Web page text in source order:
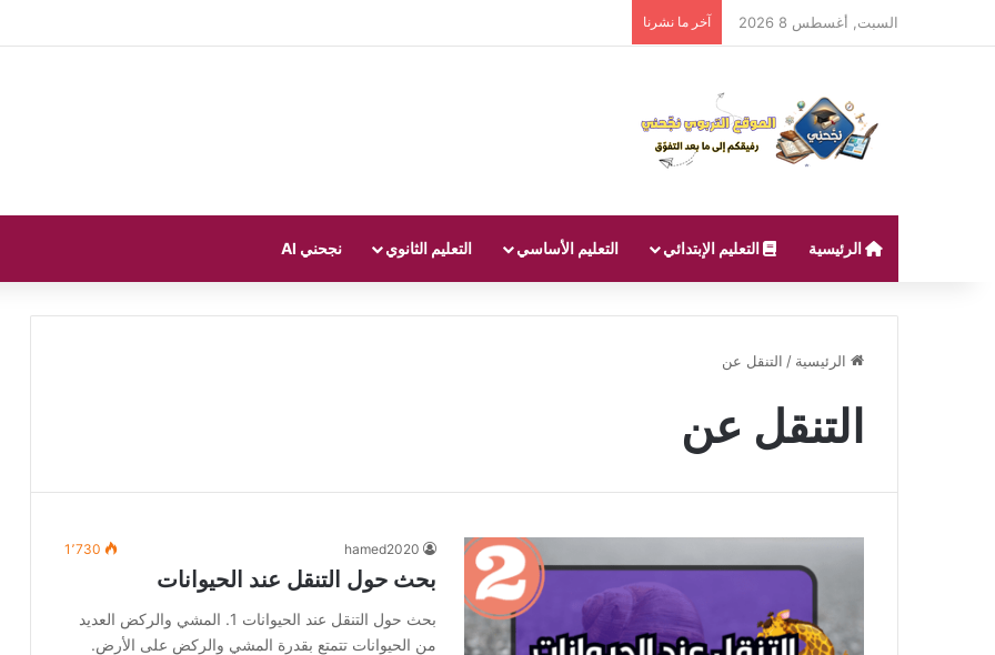
السبت, أغسطس 8 2026 آخر ما نشرنا
الرئيسية التعليم الإبتدائي التعليم الأساسي التعليم الثانوي نجحني AI
الرئيسية / التنقل عن
التنقل عن
hamed2020 1٬730
بحث حول التنقل عند الحيوانات
بحث حول التنقل عند الحيوانات 1. المشي والركض العديد
من الحيوانات تتمتع بقدرة المشي والركض على الأرض.